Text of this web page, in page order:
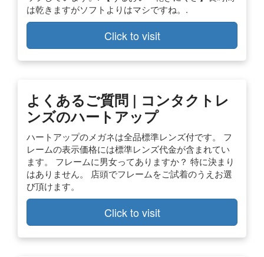
は乾きますがソフトよりはマシですね。.
Click to visit
よくあるご質問 | コンタクトレ
ンズのハートアップ
ハートアップのメガネは全品標準レンズ付です。 フ
レームの表示価格には標準レンズ代金が含まれてい
ます。 フレームに男女ってありますか？ 特に決まり
はありません。 店頭でフレームをご試着のうえお選
び頂けます。
Click to visit